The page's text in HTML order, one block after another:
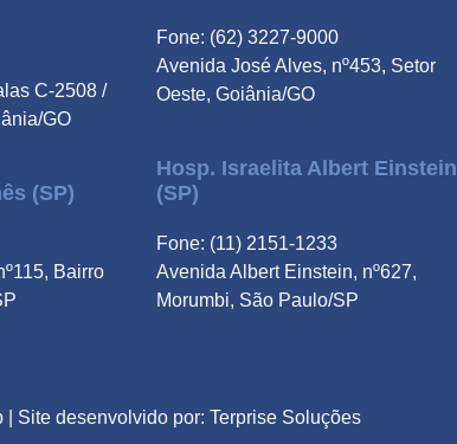
C-2508 /
GO
(SP)
Bairro
Fone: (62) 3227-9000
Avenida José Alves, nº453, Setor
Oeste, Goiânia/GO
Hosp. Israelita Albert Einstein
(SP)
Fone: (11) 2151-1233
Avenida Albert Einstein, nº627,
Morumbi, São Paulo/SP
| Site desenvolvido por: Terprise Soluções